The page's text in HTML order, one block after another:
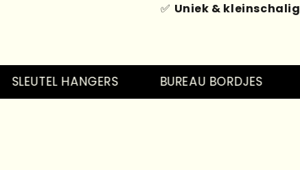
✅ Uniek & kleinschalig
HANGERS BUREAU BORDJES